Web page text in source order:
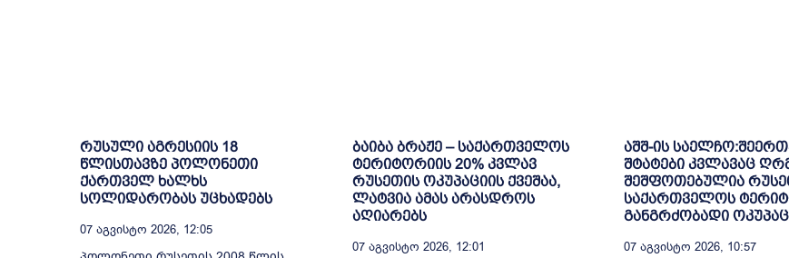
რუსული აგრესიის 18
წლისთავზე პოლონეთი
ქართველ ხალხს
სოლიდარობას უცხადებს
07 Აგვისტო 2026, 12:05
ბაიბა ბრაჟე – საქართველოს
ტერიტორიის 20% კვლავ
რუსეთის ოკუპაციის ქვეშაა,
ლატვია ამას არასდროს
აღიარებს
07 Აგვისტო 2026, 12:01
აშშ-ის
შტატები კვლავაც
შეშფოთებულია
საქართველოს
განგრძობადი
07 Აგვისტო 2026, 10:57